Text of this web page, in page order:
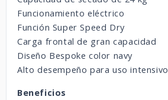
Funcionamiento eléctrico
Función Super Speed Dry
Carga frontal de gran capacidad
Diseño Bespoke color navy
Alto desempeño para uso intensivo
Beneficios